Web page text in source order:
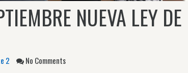
NUEVA LEY DE
2 No Comments